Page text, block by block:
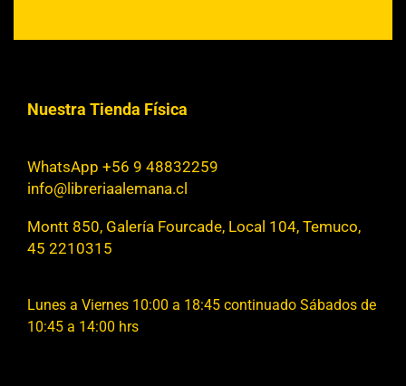
Nuestra Tienda Física
WhatsApp +56 9 48832259
info@libreriaalemana.cl
Montt 850, Galería Fourcade, Local 104, Temuco,
45 2210315
Lunes a Viernes 10:00 a 18:45 continuado Sábados de
10:45 a 14:00 hrs